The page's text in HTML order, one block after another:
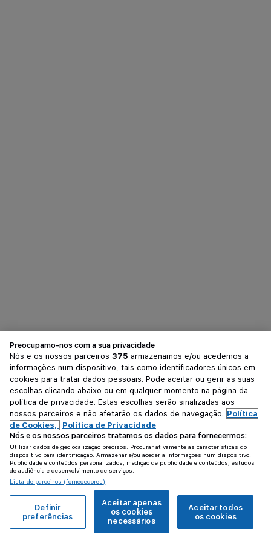
Preocupamo-nos com a sua privacidade
Nós e os nossos parceiros 375 armazenamos e/ou acedemos a
informações num dispositivo, tais como identificadores únicos em
cookies para tratar dados pessoais. Pode aceitar ou gerir as suas
escolhas clicando abaixo ou em qualquer momento na página da
política de privacidade. Estas escolhas serão sinalizadas aos
nossos parceiros e não afetarão os dados de navegação. Política
de Cookies,
Política de Privacidade
Nós e os nossos parceiros tratamos os dados para fornecermos:
Utilizar dados de geolocalização precisos. Procurar ativamente as características do
dispositivo para identificação. Armazenar e/ou aceder a informações num dispositivo.
Publicidade e conteúdos personalizados, medição de publicidade e conteúdos, estudos
de audiência e desenvolvimento de serviços.
Lista de parceiros (fornecedores)
Aceitar todos
os cookies
Aceitar apenas
os cookies
necessários
Definir
preferências